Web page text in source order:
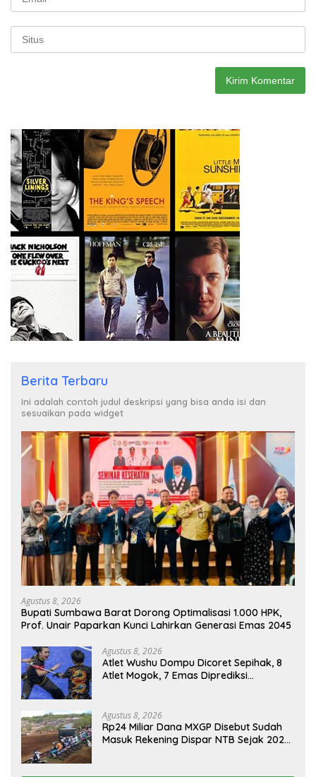
Berita Terbaru
Ini adalah contoh judul deskripsi yang bisa anda isi dan
sesuaikan pada widget
Agustus 8, 2026
Bupati Sumbawa Barat Dorong Optimalisasi 1.000 HPK,
Prof. Unair Paparkan Kunci Lahirkan Generasi Emas 2045
Agustus 8, 2026
Atlet Wushu Dompu Dicoret Sepihak, 8
Atlet Mogok, 7 Emas Diprediksi
Agustus 8, 2026
Rp24 Miliar Dana MXGP Disebut Sudah
Masuk Rekening Dispar NTB Sejak 2024,